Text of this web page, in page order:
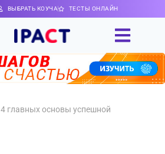
ВЫБРАТЬ КОУЧА ТЕСТЫ ОНЛАЙН
4 главных основы успешной